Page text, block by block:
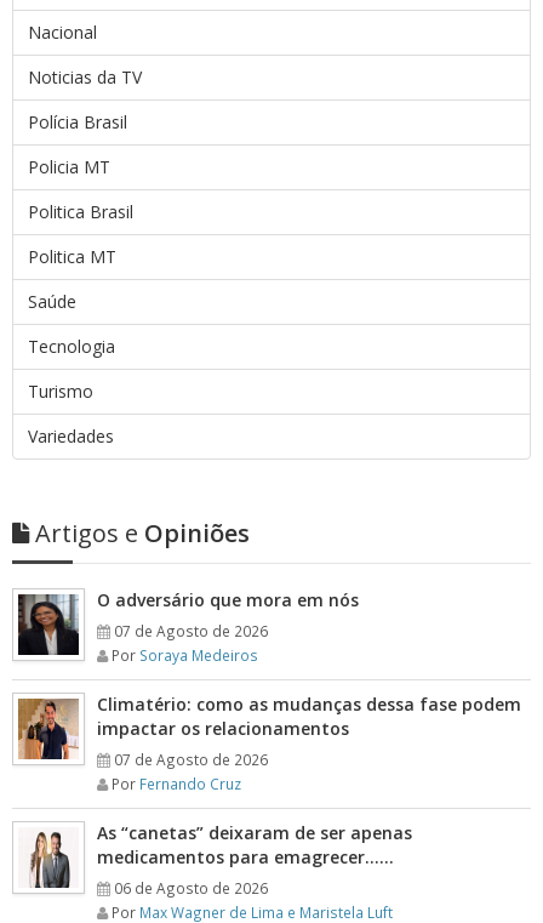
Nacional
Noticias da TV
Polícia Brasil
Policia MT
Politica Brasil
Politica MT
Saúde
Tecnologia
Turismo
Variedades
Artigos e Opiniões
O adversário que mora em nós
07 de Agosto de 2026
Por Soraya Medeiros
Climatério: como as mudanças dessa fase podem
impactar os relacionamentos
07 de Agosto de 2026
Por Fernando Cruz
As “canetas” deixaram de ser apenas
medicamentos para emagrecer……
06 de Agosto de 2026
Por Max Wagner de Lima e Maristela Luft